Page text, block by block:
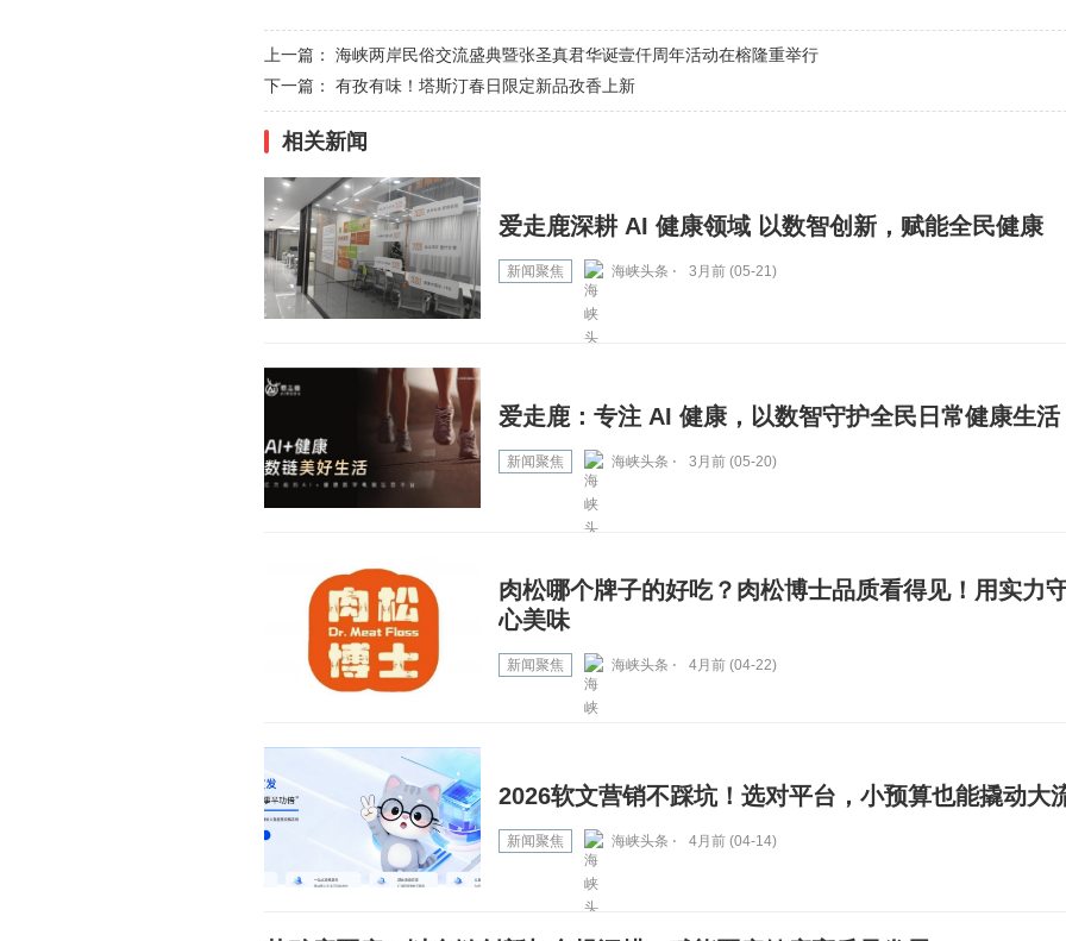
上一篇： 海峡两岸民俗交流盛典暨张圣真君华诞壹仟周年活动在榕隆重举行
下一篇： 有孜有味！塔斯汀春日限定新品孜香上新
相关新闻
爱走鹿深耕 AI 健康领域 以数智创新，赋能全民健康
新闻聚焦 海峡头条 ⋅ 3月前 (05-21)
爱走鹿：专注 AI 健康，以数智守护全民日常健康生活
新闻聚焦 海峡头条 ⋅ 3月前 (05-20)
肉松哪个牌子的好吃？肉松博士品质看得见！用实力
心美味
新闻聚焦 海峡头条 ⋅ 4月前 (04-22)
2026软文营销不踩坑！选对平台，小预算也能撬动大
新闻聚焦 海峡头条 ⋅ 4月前 (04-14)